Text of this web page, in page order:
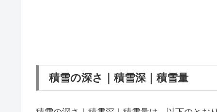
積雪の深さ｜積雪深｜積雪量